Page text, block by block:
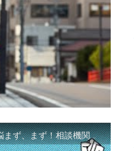
「ギャンブル等依存症対策啓発動画 ～一人で悩まず、家族で悩まず、まず！相談機関へ～」